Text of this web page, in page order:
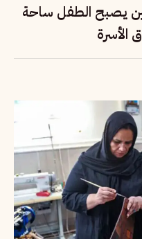
يصبح الطفل ساحة
الأسرة